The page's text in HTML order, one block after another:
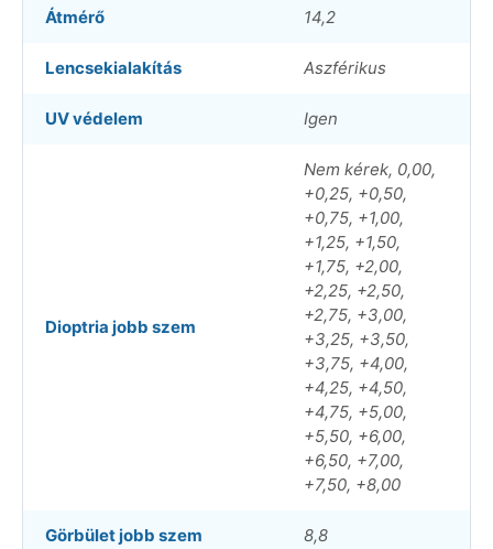
Átmérő 14,2
Lencsekialakítás Aszférikus
UV védelem Igen
Dioptria jobb szem
Nem kérek, 0,00,
+0,25, +0,50,
+0,75, +1,00,
+1,25, +1,50,
+1,75, +2,00,
+2,25, +2,50,
+2,75, +3,00,
+3,25, +3,50,
+3,75, +4,00,
+4,25, +4,50,
+4,75, +5,00,
+5,50, +6,00,
+6,50, +7,00,
+7,50, +8,00
Görbület jobb szem 8,8